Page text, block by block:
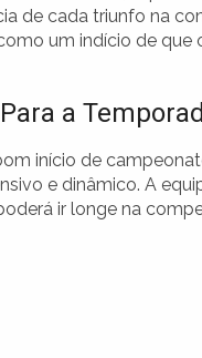
de cada triunfo na
um indício de
a
início de
e dinâmico. A
ir longe na